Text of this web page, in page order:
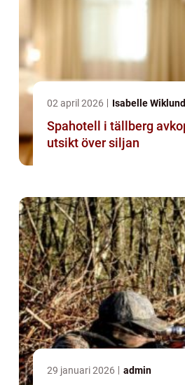
02 april 2026 Isabelle Wiklund
Spahotell i tällberg avkoppling med
utsikt över siljan
29 januari 2026 admin